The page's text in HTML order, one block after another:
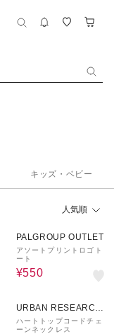
キッズ・ベビー
人気順
PALGROUP OUTLET
アソートプリントロゴト
ート
¥550
URBAN RESEARCH
ware house
ハートトップコードチェ
ーンネックレス